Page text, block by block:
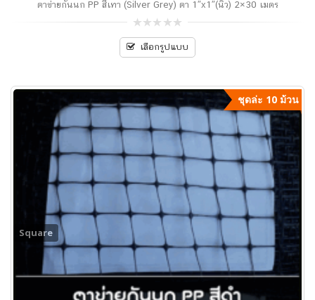
ตาข่ายกันนก PP สีเทา (Silver Grey) ตา 1″x1″(นิ้ว) 2×30 เมตร
0
outเลือกรูปแบบ
ชุดล่ะ 10 ม้วน
Square